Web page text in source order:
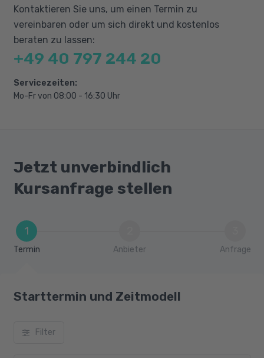
Kontaktieren Sie uns, um einen Termin zu
vereinbaren oder um sich direkt und kostenlos
beraten zu lassen:
+49 40 797 244 20
Servicezeiten:
Mo-Fr von 08:00 - 16:30 Uhr
Jetzt unverbindlich
Kursanfrage stellen
1
Termin Anbieter Anfrage
Starttermin und Zeitmodell
Filter